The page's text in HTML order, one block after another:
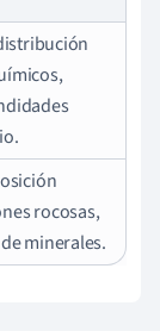
rocosas,
minerales.